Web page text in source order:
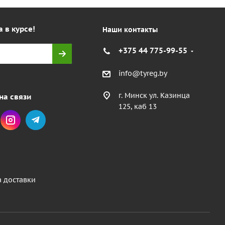
в курсе!
связи
доставки
Наши контакты
+375 44 775-99-55
info@tyreg.by
г. Минск ул. Казинца
125, каб 13